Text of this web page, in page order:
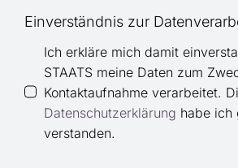
Einverständnis zur
Ich erkläre mich damit
STAATS meine Daten zum
Kontaktaufnahme verarbeitet.
Datenschutzerklärung habe ich
verstanden.